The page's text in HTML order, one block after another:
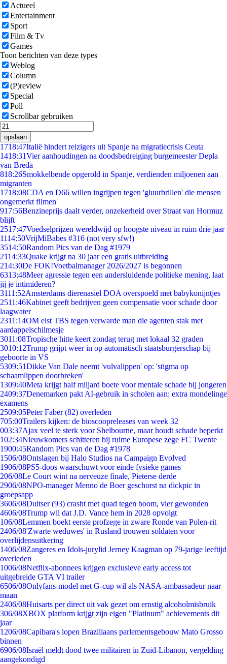
Actueel
Entertainment
Sport
Film & Tv
Games
Toon berichten van deze types
Weblog
Column
(P)review
Special
Poll
Scrollbar gebruiken
opslaan
1718:47Italië hindert reizigers uit Spanje na migratiecrisis Ceuta
1418:31Vier aanhoudingen na doodsbedreiging burgemeester Depla
van Breda
818:26Smokkelbende opgerold in Spanje, verdienden miljoenen aan
migranten
1718:08CDA en D66 willen ingrijpen tegen 'gluurbrillen' die mensen
ongemerkt filmen
917:56Benzineprijs daalt verder, onzekerheid over Straat van Hormuz
blijft
2517:47Voedselprijzen wereldwijd op hoogste niveau in ruim drie jaar
1114:50VrijMiBabes #316 (not very sfw!)
3514:50Random Pics van de Dag #1979
2114:33Quake krijgt na 30 jaar een gratis uitbreiding
214:30De FOK!Voetbalmanager 2026/2027 is begonnen
6313:48Meer agressie tegen een andersluidende politieke mening, laat
jij je intimideren?
3111:52Amsterdams dierenasiel DOA overspoeld met babykonijntjes
2511:46Kabinet geeft bedrijven geen compensatie voor schade door
laagwater
2311:14OM eist TBS tegen verwarde man die agenten stak met
aardappelschilmesje
3011:08Tropische hitte keert zondag terug met lokaal 32 graden
3010:12Trump grijpt weer in op automatisch staatsburgerschap bij
geboorte in VS
5309:51Dikke Van Dale neemt 'vulvalippen' op: 'stigma op
schaamlippen doorbreken'
1309:40Meta krijgt half miljard boete voor mentale schade bij jongeren
2409:37Denemarken pakt AI-gebruik in scholen aan: extra mondelinge
examens
2509:05Peter Faber (82) overleden
705:00Trailers kijken: de bioscoopreleases van week 32
003:37Ajax veel te sterk voor Shelbourne, maar houdt schade beperkt
102:34Nieuwkomers schitteren bij ruime Europese zege FC Twente
1900:45Random Pics van de Dag #1978
1506/08Ontslagen bij Halo Studios na Campaign Evolved
1906/08PS5-doos waarschuwt voor einde fysieke games
206/08Le Court wint na nerveuze finale, Pieterse derde
2906/08NPO-manager Menno de Boer geschorst na dickpic in
groepsapp
3606/08Duitser (93) crasht met quad tegen boom, vier gewonden
4606/08Trump wil dat J.D. Vance hem in 2028 opvolgt
106/08Lemmen boekt eerste profzege in zware Ronde van Polen-rit
2406/08'Zwarte weduwes' in Rusland trouwen soldaten voor
overlijdensuitkering
1406/08Zangeres en Idols-jurylid Jerney Kaagman op 79-jarige leeftijd
overleden
1006/08Netflix-abonnees krijgen exclusieve early access tot
uitgebreide GTA VI trailer
6506/08Onlyfans-model met G-cup wil als NASA-ambassadeur naar
maan
2406/08Huisarts per direct uit vak gezet om ernstig alcoholmisbruik
306/08XBOX platform krijgt zijn eigen "Platinum" achievements dit
jaar
1206/08Capibara's lopen Braziliaans parlementsgebouw Mato Grosso
binnen
6906/08Israël meldt dood twee militairen in Zuid-Libanon, vergelding
aangekondigd